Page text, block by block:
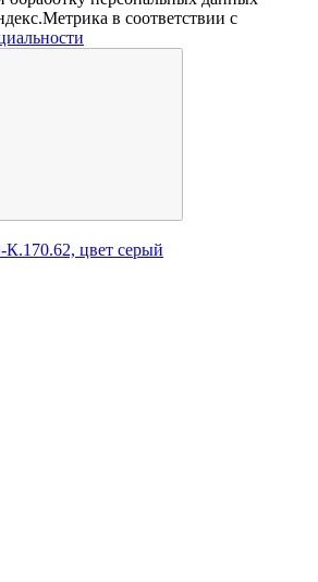
в соответствии с
цвет серый